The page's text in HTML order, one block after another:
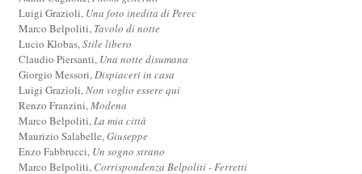
Luigi Grazioli, Una foto inedita di Perec
Marco Belpoliti, Tavolo di notte
Lucio Klobas,Stile libero
Claudio Piersanti, Una notte disumana
Giorgio Messori,Dispiaceri in casa
Luigi Grazioli,Non voglio essere qui
Renzo Franzini,Modena
Marco Belpoliti,La mia città
Maurizio Salabelle,Giuseppe
Enzo Fabbrucci, Un sogno strano
Marco Belpoliti, Corrispondenza Belpoliti - Ferretti